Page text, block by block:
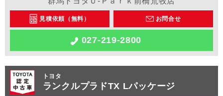
見積依頼（無料） お問合せ
027-219-2800
トヨタ
ランクルプラドTX Lパッケージ